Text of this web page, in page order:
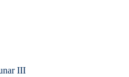
III